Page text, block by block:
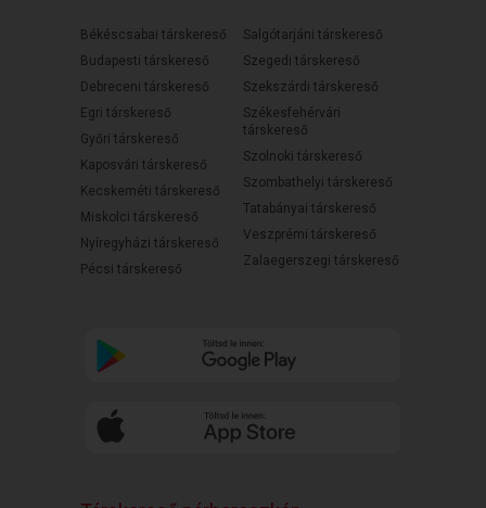
Békéscsabai társkereső
Budapesti társkereső
Debreceni társkereső
Egri társkereső
Győri társkereső
Kaposvári társkereső
Kecskeméti társkereső
Miskolci társkereső
Nyíregyházi társkereső
Pécsi társkereső
Salgótarjáni társkereső
Szegedi társkereső
Szekszárdi társkereső
Székesfehérvári
társkereső
Szolnoki társkereső
Szombathelyi társkereső
Tatabányai társkereső
Veszprémi társkereső
Zalaegerszegi társkereső